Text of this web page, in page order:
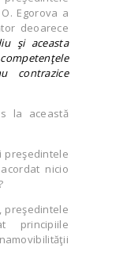
O. Egorova a
deoarece
şi aceasta
contrazice
la această
preşedintele
nicio
preşedintele
principiile